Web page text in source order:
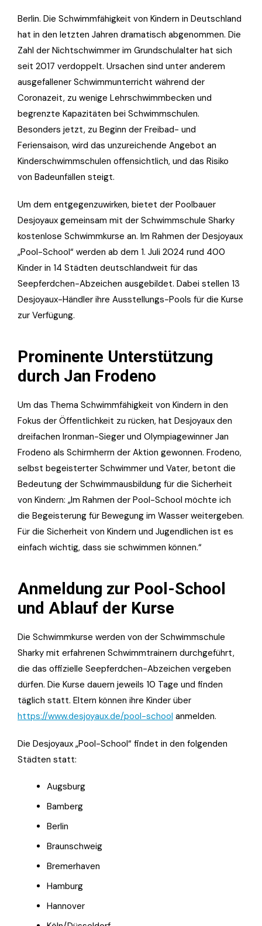
Berlin. Die Schwimmfähigkeit von Kindern in Deutschland
hat in den letzten Jahren dramatisch abgenommen. Die
Zahl der Nichtschwimmer im Grundschulalter hat sich
seit 2017 verdoppelt. Ursachen sind unter anderem
ausgefallener Schwimmunterricht während der
Coronazeit, zu wenige Lehrschwimmbecken und
begrenzte Kapazitäten bei Schwimmschulen.
Besonders jetzt, zu Beginn der Freibad- und
Feriensaison, wird das unzureichende Angebot an
Kinderschwimmschulen offensichtlich, und das Risiko
von Badeunfällen steigt.
Um dem entgegenzuwirken, bietet der Poolbauer
Desjoyaux gemeinsam mit der Schwimmschule Sharky
kostenlose Schwimmkurse an. Im Rahmen der Desjoyaux
„Pool-School“ werden ab dem 1. Juli 2024 rund 400
Kinder in 14 Städten deutschlandweit für das
Seepferdchen-Abzeichen ausgebildet. Dabei stellen 13
Desjoyaux-Händler ihre Ausstellungs-Pools für die Kurse
zur Verfügung.
Prominente Unterstützung
durch Jan Frodeno
Um das Thema Schwimmfähigkeit von Kindern in den
Fokus der Öffentlichkeit zu rücken, hat Desjoyaux den
dreifachen Ironman-Sieger und Olympiagewinner Jan
Frodeno als Schirmherrn der Aktion gewonnen. Frodeno,
selbst begeisterter Schwimmer und Vater, betont die
Bedeutung der Schwimmausbildung für die Sicherheit
von Kindern: „Im Rahmen der Pool-School möchte ich
die Begeisterung für Bewegung im Wasser weitergeben.
Für die Sicherheit von Kindern und Jugendlichen ist es
einfach wichtig, dass sie schwimmen können.“
Anmeldung zur Pool-School
und Ablauf der Kurse
Die Schwimmkurse werden von der Schwimmschule
Sharky mit erfahrenen Schwimmtrainern durchgeführt,
die das offizielle Seepferdchen-Abzeichen vergeben
dürfen. Die Kurse dauern jeweils 10 Tage und finden
täglich statt. Eltern können ihre Kinder über
https://www.desjoyaux.de/pool-school anmelden.
Die Desjoyaux „Pool-School“ findet in den folgenden
Städten statt:
Augsburg
Bamberg
Berlin
Braunschweig
Bremerhaven
Hamburg
Hannover